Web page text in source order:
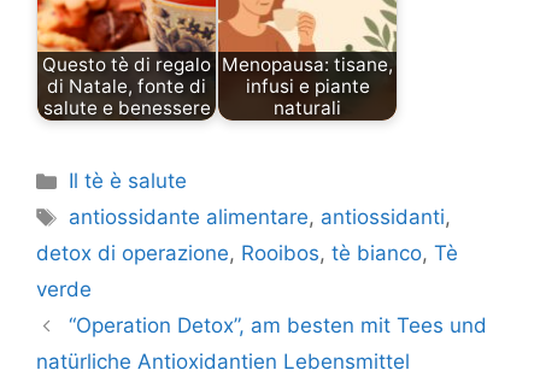
Questo tè di regalo
di Natale, fonte di
salute e benessere
Menopausa: tisane,
infusi e piante
naturali
Categories
Il tè è salute
Tags
antiossidante alimentare, antiossidanti,
detox di operazione, Rooibos, tè bianco, Tè
verde
“Operation Detox”, am besten mit Tees und
natürliche Antioxidantien Lebensmittel